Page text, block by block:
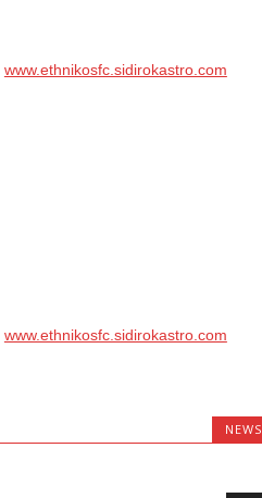
www.ethnikosfc.sidirokastro.com
www.ethnikosfc.sidirokastro.com
NEWS